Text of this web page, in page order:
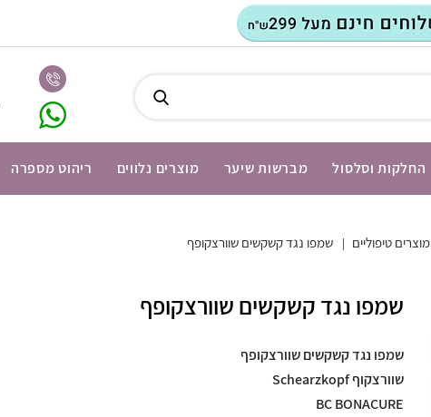
החלקות וסלסול מברשות שיער מוצרים נלווים ריהוט מספרה
מוצרים טיפוליים שמפו נגד קשקשים שוורצקופף
שמפו נגד קשקשים שוורצקופף
שמפו נגד קשקשים שוורצקופף
שוורצקוף Schearzkopf
BC BONACURE